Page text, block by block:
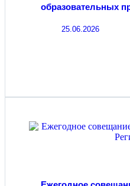
образовательных
25.06.2026